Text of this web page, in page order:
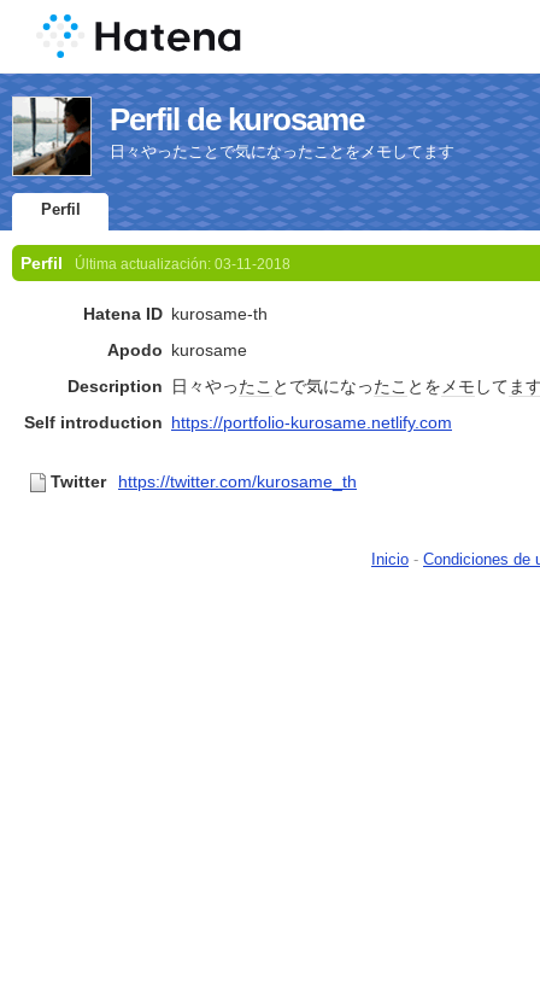
Perfil de kurosame
日々やったことで気になったことをメモしてます
Perfil
Perfil Última actualización: 03-11-2018
Hatena ID kurosame-th
Apodo kurosame
Description
日々やったこ とで気になったこ とをメモ してま
Self introduction https://portfolio-kurosame.netlify.com
Twitter https://twitter.com/kurosame_th
Inicio - Condiciones de